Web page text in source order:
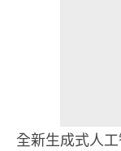
全新生成式人